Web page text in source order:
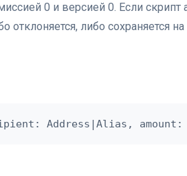
0 и версией 0. Если скрипт
отклоняется, либо сохраняется